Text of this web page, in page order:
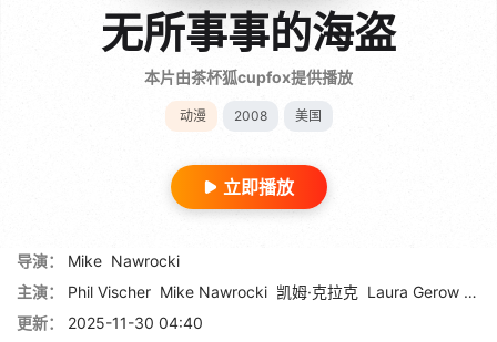
无所事事的海盗
本片由茶杯狐cupfox提供播放
动漫 2008 美国
立即播放
导演： Mike Nawrocki
主演：
Phil Vischer Mike Nawrocki 凯姆·克拉克 Laura Gerow 尤
更新：
2025-11-30 04:40